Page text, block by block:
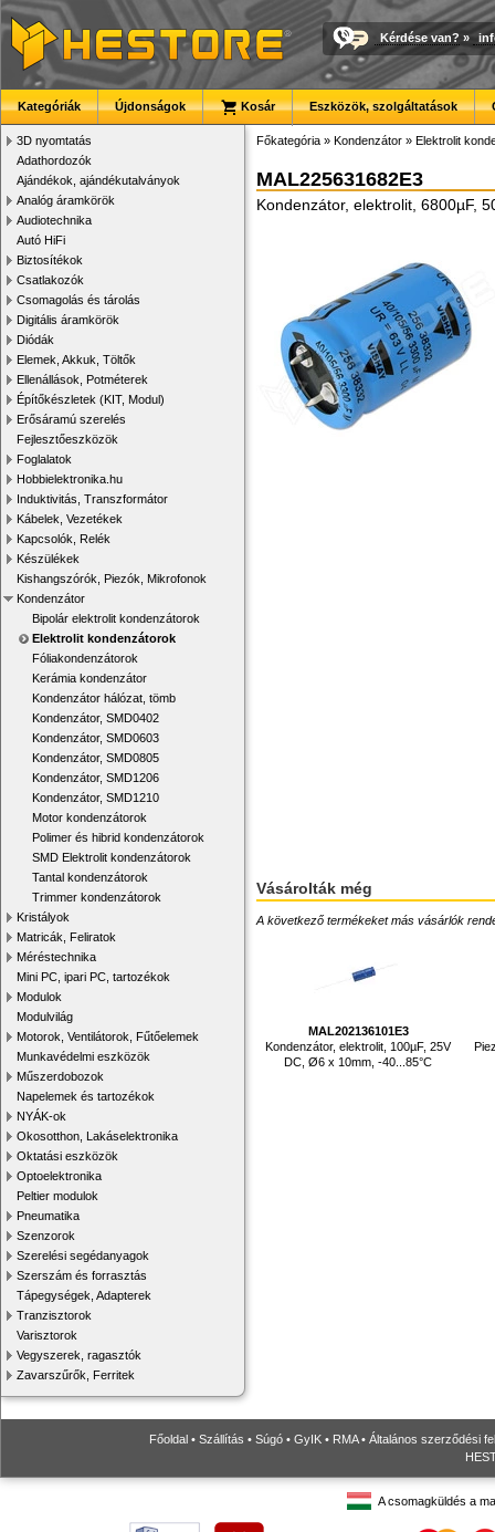
Kérdése van? »
Kategóriák Újdonságok Kosár Eszközök, szolgáltatások
3D nyomtatás
Adathordozók
Ajándékok, ajándékutalványok
Analóg áramkörök
Audiotechnika
Autó HiFi
Biztosítékok
Csatlakozók
Csomagolás és tárolás
Digitális áramkörök
Diódák
Elemek, Akkuk, Töltők
Ellenállások, Potméterek
Építőkészletek (KIT, Modul)
Erősáramú szerelés
Fejlesztőeszközök
Foglalatok
Hobbielektronika.hu
Induktivitás, Transzformátor
Kábelek, Vezetékek
Kapcsolók, Relék
Készülékek
Kishangszórók, Piezók, Mikrofonok
Kondenzátor
Bipolár elektrolit kondenzátorok
Elektrolit kondenzátorok
Fóliakondenzátorok
Kerámia kondenzátor
Kondenzátor hálózat, tömb
Kondenzátor, SMD0402
Kondenzátor, SMD0603
Kondenzátor, SMD0805
Kondenzátor, SMD1206
Kondenzátor, SMD1210
Motor kondenzátorok
Polimer és hibrid kondenzátorok
SMD Elektrolit kondenzátorok
Tantal kondenzátorok
Trimmer kondenzátorok
Kristályok
Matricák, Feliratok
Méréstechnika
Mini PC, ipari PC, tartozékok
Modulok
Modulvilág
Motorok, Ventilátorok, Fűtőelemek
Munkavédelmi eszközök
Műszerdobozok
Napelemek és tartozékok
NYÁK-ok
Okosotthon, Lakáselektronika
Oktatási eszközök
Optoelektronika
Peltier modulok
Pneumatika
Szenzorok
Szerelési segédanyagok
Szerszám és forrasztás
Tápegységek, Adapterek
Tranzisztorok
Varisztorok
Vegyszerek, ragasztók
Zavarszűrők, Ferritek
Főkategória » Kondenzátor » Elektrolit
MAL225631682E3
Kondenzátor, elektrolit, 6800µF,
Vásárolták még
A következő termékeket más vásárlók
MAL202136101E3
Kondenzátor, elektrolit, 100µF, 25V
DC, Ø6 x 10mm, -40...85°C
Főoldal • Szállítás • Súgó • GyIK • RMA• Általános szerződési
A csomagküldés a